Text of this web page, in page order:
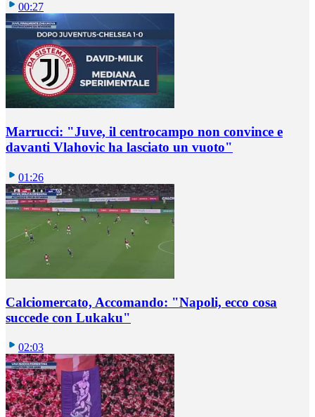
00:27
Marrucci: "Juve, il centrocampo non convince e
davanti Vlahovic ha lasciato un vuoto"
01:26
Calciomercato, Accomando: "Napoli, ecco cosa
succede con Lukaku"
02:03